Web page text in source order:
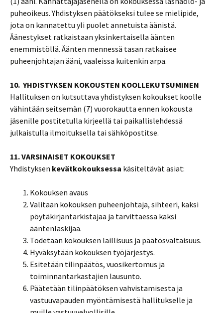
puheoikeus. Yhdistyksen päätökseksi tulee se mielipide,
jota on kannatettu yli puolet annetuista äänistä.
Äänestykset ratkaistaan yksinkertaisella äänten
enemmistöllä. Äänten mennessä tasan ratkaisee
puheenjohtajan ääni, vaaleissa kuitenkin arpa.
10. YHDISTYKSEN KOKOUSTEN KOOLLEKUTSUMINEN
Hallituksen on kutsuttava yhdistyksen kokoukset koolle
vähintään seitsemän (7) vuorokautta ennen kokousta
jäsenille postitetulla kirjeellä tai paikallislehdessä
julkaistulla ilmoituksella tai sähköpostitse.
11. VARSINAISET KOKOUKSET
Yhdistyksen kevätkokouksessa käsiteltävät asiat:
Kokouksen avaus
Valitaan kokouksen puheenjohtaja, sihteeri, kaksi
pöytäkirjantarkistajaa ja tarvittaessa kaksi
ääntenlaskijaa.
Todetaan kokouksen laillisuus ja päätösvaltaisuus.
Hyväksytään kokouksen työjärjestys.
Esitetään tilinpäätös, vuosikertomus ja
toiminnantarkastajien lausunto.
Päätetään tilinpäätöksen vahvistamisesta ja
vastuuvapauden myöntämisestä hallitukselle ja